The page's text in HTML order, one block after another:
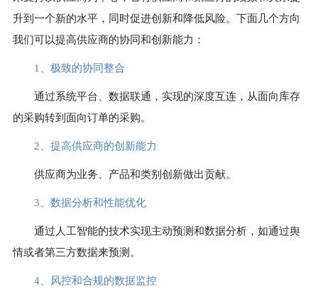
升到一个新的水平，同时促进创新和降低风险。下面几个方向
我们可以提高供应商的协同和创新能力：
1、 极致的协同整合
通过系统平台、数据联通，实现的深度互连，从面向库存
的采购转到面向订单的采购。
2、 提高供应商的创新能力
供应商为业务、产品和类别创新做出贡献。
3、 数据分析和性能优化
通过人工智能的技术实现主动预测和数据分析，如通过舆
情或者第三方数据来预测。
4、 风控和合规的数据监控